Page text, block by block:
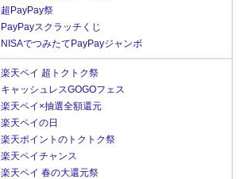
超PayPay祭
PayPayスクラッチくじ
NISAでつみたてPayPayジャンボ
楽天ペイ 超トクトク祭
キャッシュレスGOGOフェス
楽天ペイ×抽選全額還元
楽天ペイの日
楽天ポイントのトクトク祭
楽天ペイチャンス
楽天ペイ 春の大還元祭